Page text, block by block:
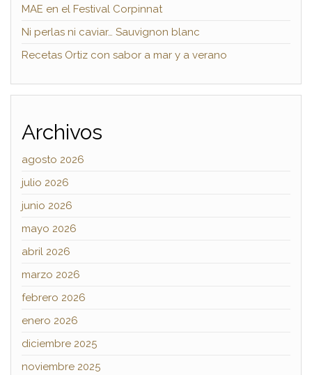
MAE en el Festival Corpinnat
Ni perlas ni caviar… Sauvignon blanc
Recetas Ortiz con sabor a mar y a verano
Archivos
agosto 2026
julio 2026
junio 2026
mayo 2026
abril 2026
marzo 2026
febrero 2026
enero 2026
diciembre 2025
noviembre 2025